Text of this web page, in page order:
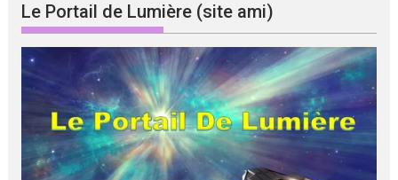
Le Portail de Lumière (site ami)